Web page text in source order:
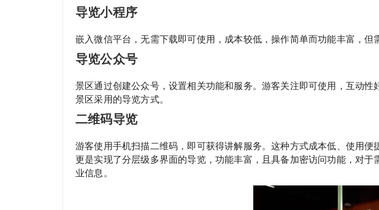
导览小程序
嵌入微信平台，无需下载即可使用，成本较低，操作简单而功能丰富，但
导览公众号
景区通过创建公众号，设置相关功能和服务。游客关注即可使用，互动
景区采用的导览方式。
二维码导览
游客使用手机扫描二维码，即可获得讲解服务。这种方式成本低、使用
更是实现了分层级多界面的导览，功能丰富，且具备加密访问功能，对
业信息。